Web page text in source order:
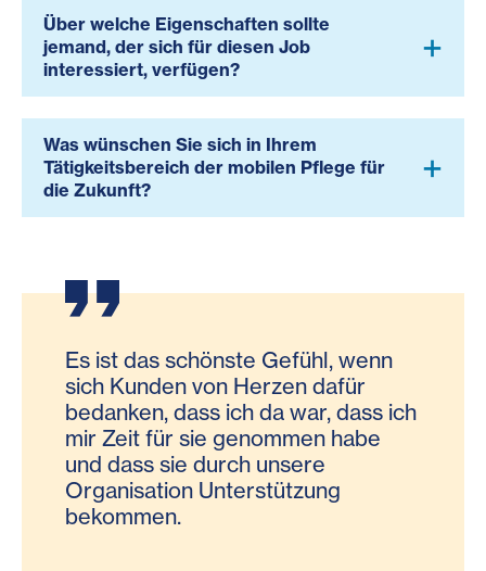
Über welche Eigenschaften sollte
jemand, der sich für diesen Job
interessiert, verfügen?
Was wünschen Sie sich in Ihrem
Tätigkeitsbereich der mobilen Pflege für
die Zukunft?
Es ist das schönste Gefühl, wenn
sich Kunden von Herzen dafür
bedanken, dass ich da war, dass ich
mir Zeit für sie genommen habe
und dass sie durch unsere
Organisation Unterstützung
bekommen.